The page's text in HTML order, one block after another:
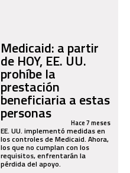
Medicaid: a partir
de HOY, EE. UU.
prohíbe la
prestación
beneficiaria a estas
personas Hace 7 meses
EE. UU. implementó medidas en
los controles de Medicaid. Ahora,
los que no cumplan con los
requisitos, enfrentarán la
pérdida del apoyo.